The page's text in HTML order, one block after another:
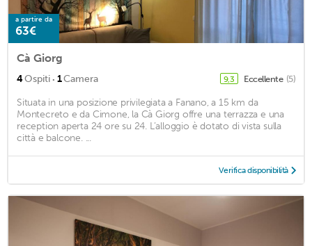
a partire da
63€
Cà Giorg
4Ospiti · 1Camera 9,3 Eccellente (5)
Situata in una posizione privilegiata a Fanano, a 15 km da
Montecreto e da Cimone, la Cà Giorg offre una terrazza e una
reception aperta 24 ore su 24. L’alloggio è dotato di vista sulla
città e balcone. ...
Verifica disponibilità